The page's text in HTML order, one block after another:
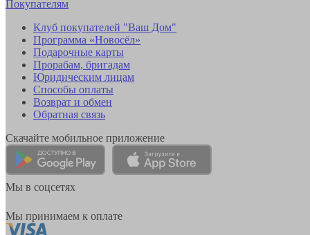
Покупателям
Клуб покупателей "Ваш Дом"
Программа «Новосёл»
Подарочные карты
Прорабам, бригадам
Юридическим лицам
Способы оплаты
Возврат и обмен
Обратная связь
Скачайте мобильное приложение
Мы в соцсетях
Мы принимаем к оплате